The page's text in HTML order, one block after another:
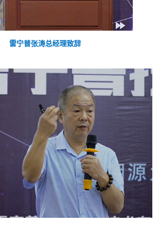
雷宁普张涛总经理致辞